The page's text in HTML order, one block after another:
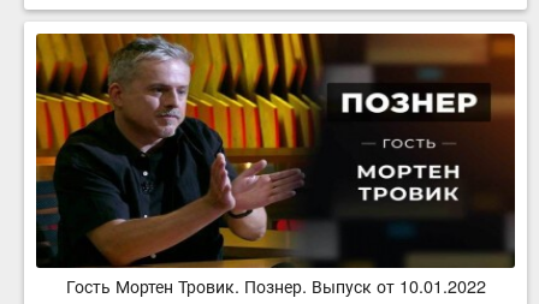
Гость Мортен Тровик. Познер. Выпуск от 10.01.2022